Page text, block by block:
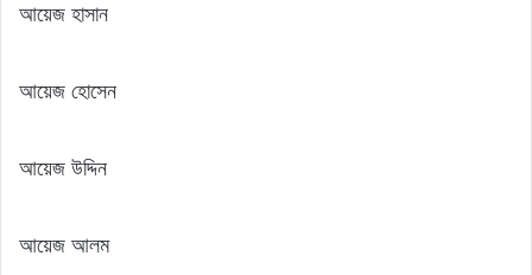
আয়েজ হাসান
আয়েজ হোসেন
আয়েজ উদ্দিন
আয়েজ আলম